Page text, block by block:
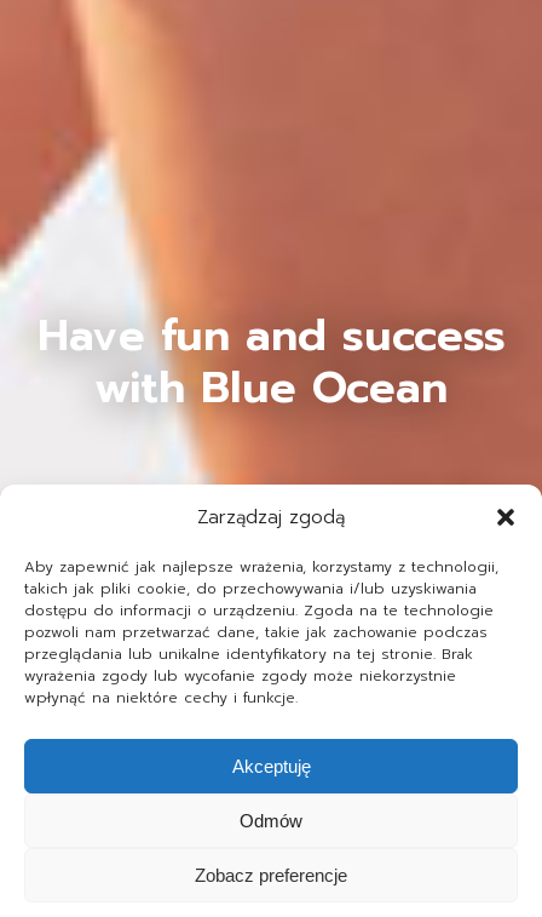
Zarządzaj zgodą
Aby zapewnić jak najlepsze wrażenia, korzystamy z technologii,
takich jak pliki cookie, do przechowywania i/lub uzyskiwania
dostępu do informacji o urządzeniu. Zgoda na te technologie
pozwoli nam przetwarzać dane, takie jak zachowanie podczas
przeglądania lub unikalne identyfikatory na tej stronie. Brak
wyrażenia zgody lub wycofanie zgody może niekorzystnie
wpłynąć na niektóre cechy i funkcje.
Akceptuję
Odmów
Zobacz preferencje
Have fun and success
with Blue Ocean